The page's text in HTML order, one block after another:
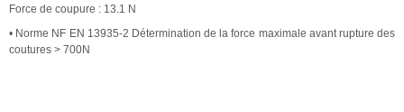
Force de coupure : 13.1 N
• Norme NF EN 13935-2 Détermination de la force maximale avant rupture des
coutures > 700N